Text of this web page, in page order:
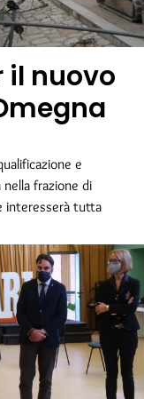
il nuovo
e
frazione di
interesserà tutta